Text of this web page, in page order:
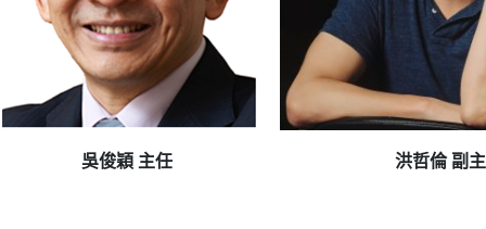
吳俊穎 主任 洪哲倫 副